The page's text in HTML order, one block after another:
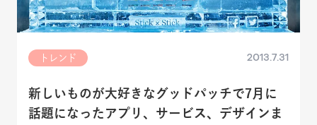
トレンド 2013.7.31
新しいものが大好きなグッドパッチで7月に
話題になったアプリ、サービス、デザインま